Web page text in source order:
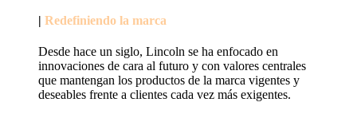
| Redefiniendo la marca
Desde hace un siglo, Lincoln se ha enfocado en
innovaciones de cara al futuro y con valores centrales
que mantengan los productos de la marca vigentes y
deseables frente a clientes cada vez más exigentes.